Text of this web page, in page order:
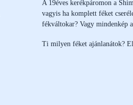
A 19éves kerékpáromon a
vagyis ha komplett féket
fékváltokar? Vagy mindenkép
Ti milyen féket ajánlanátok?